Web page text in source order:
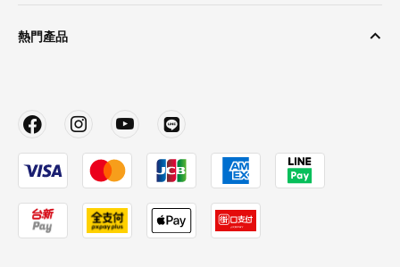
熱門產品